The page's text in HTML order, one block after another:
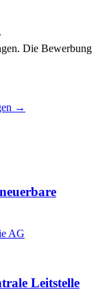
Die Bewerbung
→
AG
Leitstelle